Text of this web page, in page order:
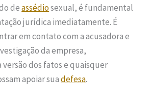
deassédiosexual, é fundamental
jurídica imediatamente. É
em contato com a acusadora e
da empresa,
dos fatos e quaisquer
apoiar suadefesa.